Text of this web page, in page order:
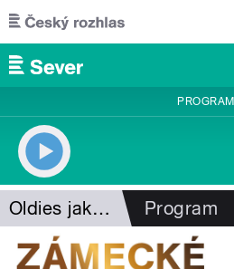
Přejít k hlavnímu obsahu
PROGRAM
Oldies jako na dlani Program